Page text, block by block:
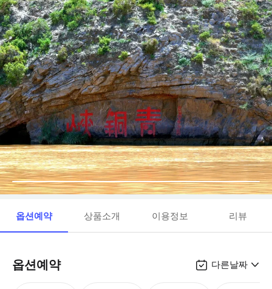
옵션예약 상품소개 이용정보 리뷰
옵션예약 다른날짜